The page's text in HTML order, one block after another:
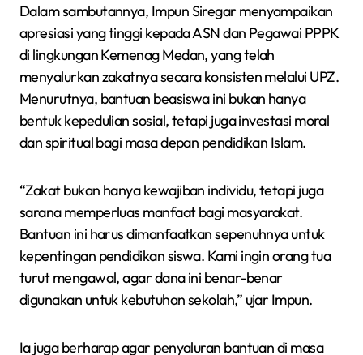
Dalam sambutannya, Impun Siregar menyampaikan
apresiasi yang tinggi kepada ASN dan Pegawai PPPK
di lingkungan Kemenag Medan, yang telah
menyalurkan zakatnya secara konsisten melalui UPZ.
Menurutnya, bantuan beasiswa ini bukan hanya
bentuk kepedulian sosial, tetapi juga investasi moral
dan spiritual bagi masa depan pendidikan Islam.
“Zakat bukan hanya kewajiban individu, tetapi juga
sarana memperluas manfaat bagi masyarakat.
Bantuan ini harus dimanfaatkan sepenuhnya untuk
kepentingan pendidikan siswa. Kami ingin orang tua
turut mengawal, agar dana ini benar-benar
digunakan untuk kebutuhan sekolah,” ujar Impun.
Ia juga berharap agar penyaluran bantuan di masa